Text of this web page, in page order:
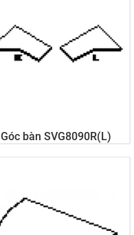
Góc bàn SVG8090R(L)